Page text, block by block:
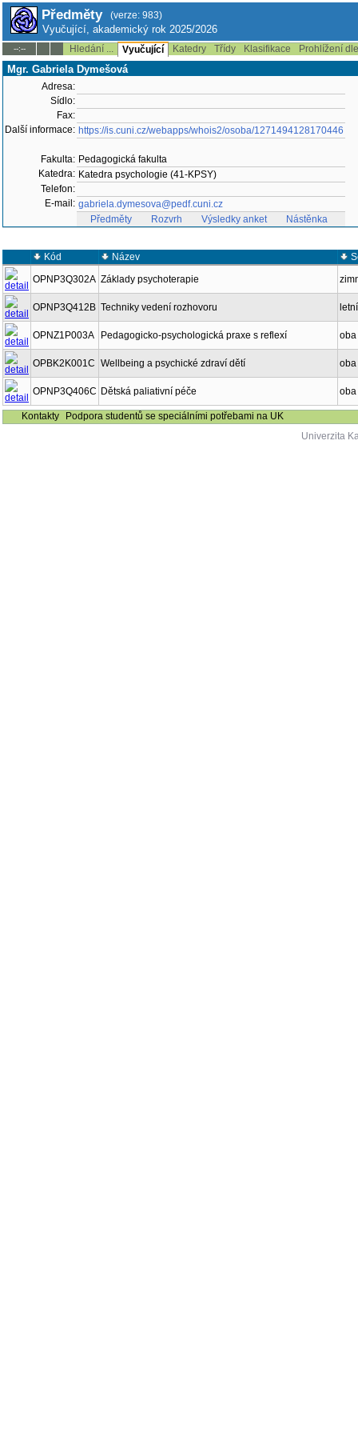
Předměty (verze: 983)
Vyučující, akademický rok 2025/2026
--:-- Hledání ... Vyučující Katedry Třídy Klasifikace Prohlížení
Mgr. Gabriela Dymešová
Adresa:
Sídlo:
Fax:
Další informace: https://is.cuni.cz/webapps/whois2/osoba/1271494128170446
Fakulta: Pedagogická fakulta
Katedra: Katedra psychologie (41-KPSY)
Telefon:
E-mail: gabriela.dymesova@pedf.cuni.cz
Předměty
Rozvrh Výsledky anket Nástěnka
Kód Název
OPNP3Q302A Základy psychoterapie
OPNP3Q412B Techniky vedení rozhovoru letní
OPNZ1P003A Pedagogicko-psychologická praxe s reflexí oba
OPBK2K001C Wellbeing a psychické zdraví dětí oba
OPNP3Q406C Dětská paliativní péče oba
Kontakty
Podpora studentů se speciálními potřebami na UK
Univerzita